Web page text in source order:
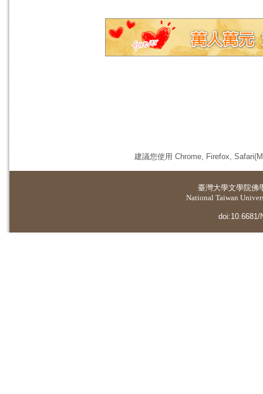
建議您使用 Chrome, Firefox,
臺灣大學文學院佛
National Taiwan
doi:10.6681/